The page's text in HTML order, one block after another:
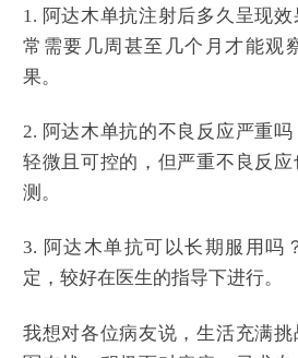
1. 阿达木单抗注射后多久呈现
常需要几周甚至几个月才能观
果。
2. 阿达木单抗的不良反应严重
轻微且可控的，但严重不良反
测。
3. 阿达木单抗可以长期服用吗
定，较好在医生的指导下进行。
我想对各位病友说，生活充满